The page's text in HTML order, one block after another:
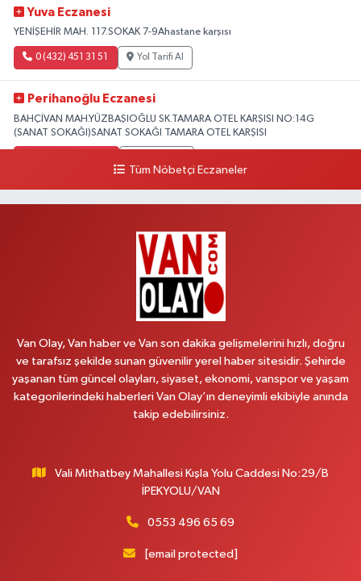
Yuva Eczanesi
YENİŞEHİR MAH. 117.SOKAK 7-9Ahastane karşısı
0 (432) 451 31 51 Yol Tarifi Al
Perihanoğlu Eczanesi
BAHÇİVAN MAH.YÜZBAŞIOĞLU SK.TAMARA OTEL KARŞISI NO:14G
(SANAT SOKAĞI)SANAT SOKAĞI TAMARA OTEL KARŞISI
Yol Tarifi Al
BEYAZIT MAH.ZEYLAN CADDESİ OKYANUS GİYİM YANI NO:1
Afşar Eczanesi
Kazım Karabekir cad.Eski Araştırma Hastanesi karşısı (kent park karşısı )
Kaval iş merkezi No: 156 B
Gürpınar Eczanesi
Akpınar Mah. Milli Egemenlik Cad.No:7 A
Yol Tarifi Al
Tüm Nöbetçi Eczaneler
Van Olay, Van haber ve Van son dakika gelişmelerini hızlı, doğru
ve tarafsız şekilde sunan güvenilir yerel haber sitesidir. Şehirde
yaşanan tüm güncel olayları, siyaset, ekonomi, vanspor ve yaşam
kategorilerindeki haberleri Van Olay’ın deneyimli ekibiyle anında
takip edebilirsiniz.
Vali Mithatbey Mahallesi Kışla Yolu Caddesi No:29/B
İPEKYOLU/VAN
0553 496 65 69
[email protected]